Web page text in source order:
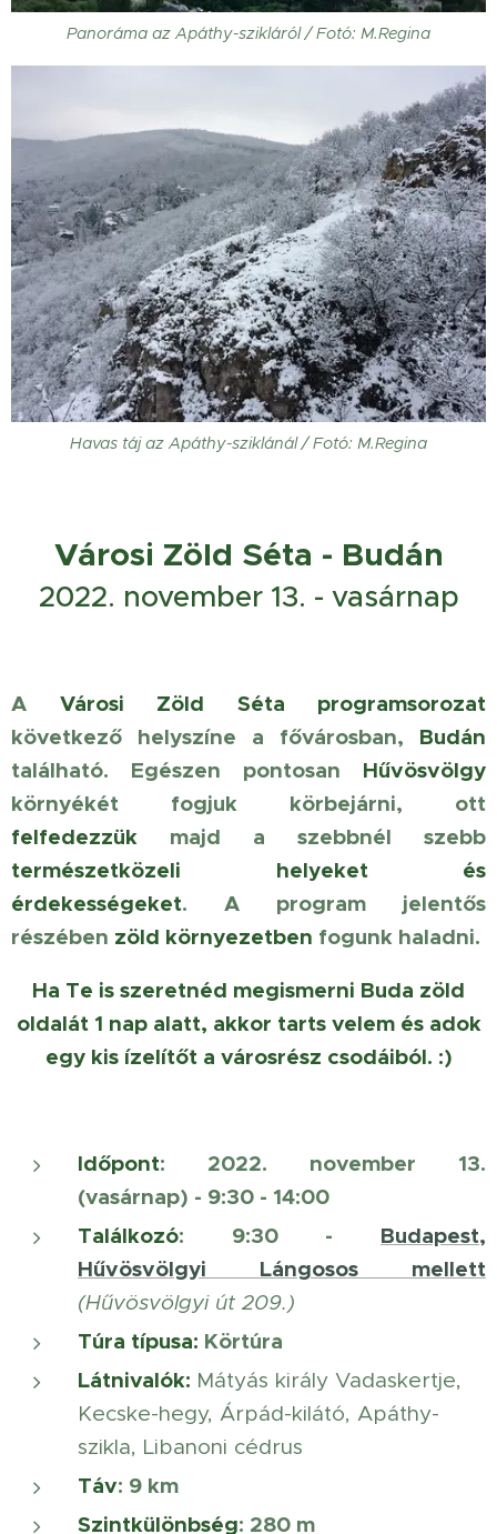
Panoráma az Apáthy-szikláról / Fotó: M.Regina
Havas táj az Apáthy-sziklánál / Fotó: M.Regina
Városi Zöld Séta - Budán
2022. november 13. - vasárnap
A Városi Zöld Séta
programsorozat
következő helyszíne a fővárosban, Budán
található. Egészen pontosan Hűvösvölgy
környékét fogjuk körbejárni, ott
felfedezzük majd a szebbnél szebb
természetközeli helyeket és
érdekességeket. A program jelentős
részében zöld környezetben fogunk haladni.
Ha Te is szeretnéd megismerni Buda zöld
oldalát 1 nap alatt, akkor tarts velem és adok
egy kis ízelítőt a városrész csodáiból. :)
Időpont: 2022. november 13.
(vasárnap) - 9:30 - 14:00
Találkozó: 9:30 - Budapest,
Hűvösvölgyi Lángosos mellett
(Hűvösvölgyi út 209.)
Túra típusa: Körtúra
Látnivalók: Mátyás király Vadaskertje,
Kecske-hegy, Árpád-kilátó, Apáthy-
szikla, Libanoni cédrus
Táv: 9 km
Szintkülönbség: 280 m